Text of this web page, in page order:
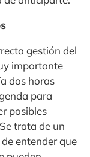
gestión del
importante
dos horas
para
posibles
trata de un
entender que